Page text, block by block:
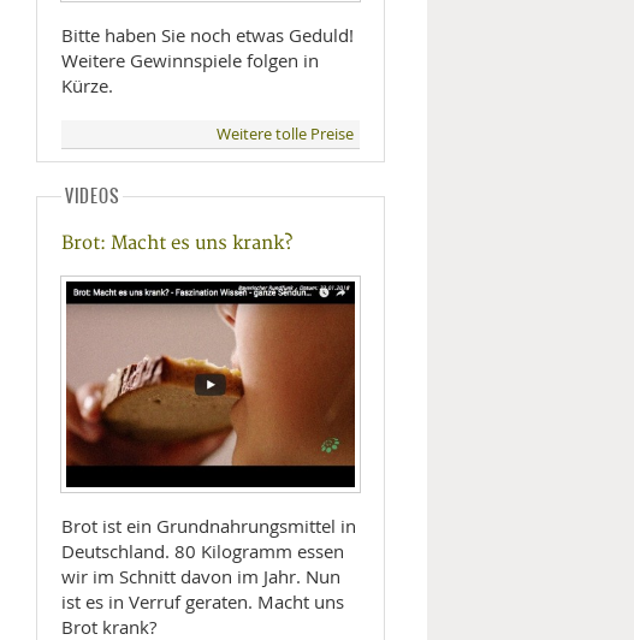
Bitte haben Sie noch etwas Geduld!
Weitere Gewinnspiele folgen in
Kürze.
Weitere tolle Preise
VIDEOS
Brot: Macht es uns krank?
Brot ist ein Grundnahrungsmittel in
Deutschland. 80 Kilogramm essen
wir im Schnitt davon im Jahr. Nun
ist es in Verruf geraten. Macht uns
Brot krank?